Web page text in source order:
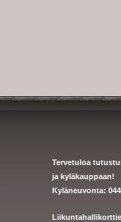
Tervetuloa
ja kyläkauppaan!
Kyläneuvonta: 044